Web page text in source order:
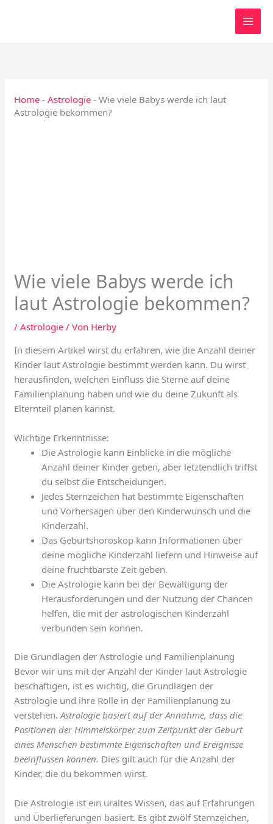
Home -Astrologie -Wie viele Babys werde ich laut
Astrologie bekommen?
Wie viele Babys werde ich
laut Astrologie bekommen?
/Astrologie / Von Herby
In diesem Artikel wirst du erfahren, wie die Anzahl deiner
Kinder laut Astrologie bestimmt werden kann. Du wirst
herausfinden, welchen Einfluss die Sterne auf deine
Familienplanung haben und wie du deine Zukunft als
Elternteil planen kannst.
Wichtige Erkenntnisse:
Die Astrologie kann Einblicke in die mögliche
Anzahl deiner Kinder geben, aber letztendlich triffst
du selbst die Entscheidungen.
Jedes Sternzeichen hat bestimmte Eigenschaften
und Vorhersagen über den Kinderwunsch und die
Kinderzahl.
Das Geburtshoroskop kann Informationen über
deine mögliche Kinderzahl liefern und Hinweise auf
deine fruchtbarste Zeit geben.
Die Astrologie kann bei der Bewältigung der
Herausforderungen und der Nutzung der Chancen
helfen, die mit der astrologischen Kinderzahl
verbunden sein können.
Die Grundlagen der Astrologie und Familienplanung
Bevor wir uns mit der Anzahl der Kinder laut Astrologie
beschäftigen, ist es wichtig, die Grundlagen der
Astrologie und ihre Rolle in der Familienplanung zu
verstehen.Astrologie basiert auf der Annahme, dass die
Positionen der Himmelskörper zum Zeitpunkt der Geburt
eines Menschen bestimmte Eigenschaften und Ereignisse
beeinflussen können. Dies gilt auch für die Anzahl der
Kinder, die du bekommen wirst.
Die Astrologie ist ein uraltes Wissen, das auf Erfahrungen
und Überlieferungen basiert. Es gibt zwölf Sternzeichen,